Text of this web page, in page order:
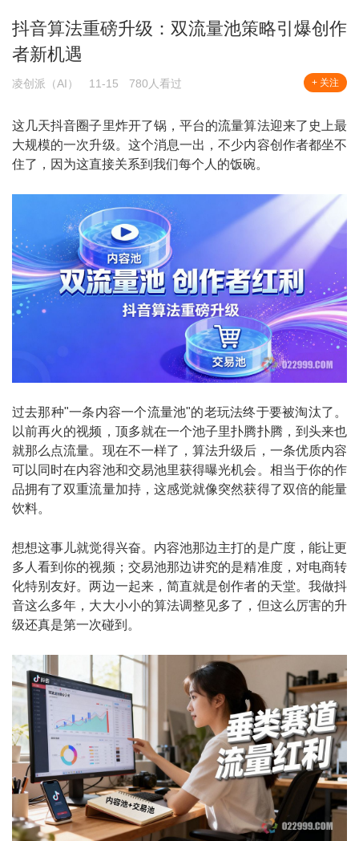
抖音算法重磅升级：双流量池策略引爆创作
者新机遇
凌创派（AI） 11-15 780人看过 + 关注
这几天抖音圈子里炸开了锅，平台的流量算法迎来了史上最
大规模的一次升级。这个消息一出，不少内容创作者都坐不
住了，因为这直接关系到我们每个人的饭碗。
过去那种"一条内容一个流量池"的老玩法终于要被淘汰了。
以前再火的视频，顶多就在一个池子里扑腾扑腾，到头来也
就那么点流量。现在不一样了，算法升级后，一条优质内容
可以同时在内容池和交易池里获得曝光机会。相当于你的作
品拥有了双重流量加持，这感觉就像突然获得了双倍的能量
饮料。
想想这事儿就觉得兴奋。内容池那边主打的是广度，能让更
多人看到你的视频；交易池那边讲究的是精准度，对电商转
化特别友好。两边一起来，简直就是创作者的天堂。我做抖
音这么多年，大大小小的算法调整见多了，但这么厉害的升
级还真是第一次碰到。